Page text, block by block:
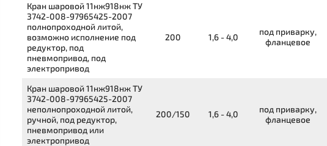
Кран шаровой11нж918нжТУ
3742-008-97965425-2007
полнопроходной литой,
возможно исполнение под
редуктор, под
пневмопривод, под
электропривод
200 1,6 - 4,0
под приварку,
фланцевое
Кран шаровой11нж918нжТУ
3742-008-97965425-2007
неполнопроходной литой,
ручной, под редуктор,
пневмопривод или
электропривод
200/150 1,6 - 4,0
под приварку,
фланцевое